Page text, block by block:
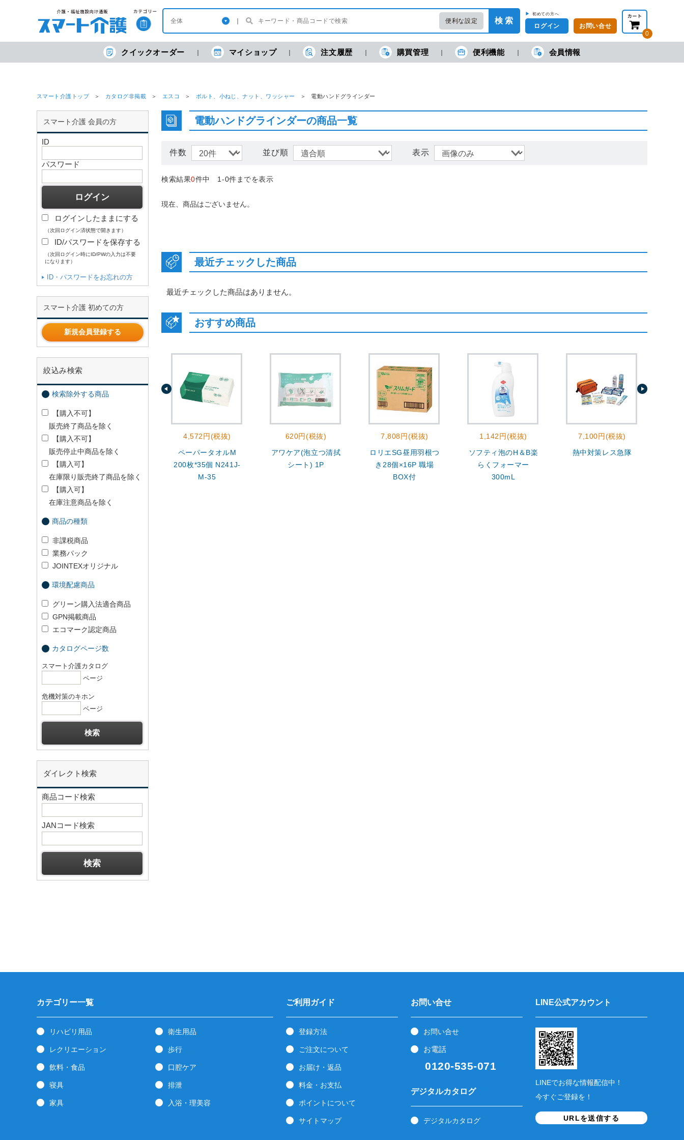
便利な設定 検 索
▶ 初めての方へ
ログイン
お問い合せ
0
現在の金額合計： 円 (税抜) 円(税込)
クイックオーダー マイショップ 注文履歴 購買管理 便利機能 会員情報
スマート介護トップ カタログ非掲載 エスコ ボルト、小ねじ、ナット、ワッシャー 電動ハンドグラインダー
スマート介護 会員の方
ID
パスワード
ログインしたままにする
（次回ログイン済状態で開きます）
ID/パスワードを保存する
（次回ログイン時にID/PWの入力は不要
になります）
ID・パスワードをお忘れの方
スマート介護 初めての方
新規会員登録する
絞込み検索
検索除外する商品
【購入不可】
販売終了商品を除く
【購入不可】
販売停止中商品を除く
【購入可】
在庫限り販売終了商品を除く
【購入可】
在庫注意商品を除く
商品の種類
非課税商品
業務パック
JOINTEXオリジナル
環境配慮商品
グリーン購入法適合商品
GPN掲載商品
エコマーク認定商品
カタログページ数
スマート介護カタログ
ページ
危機対策のキホン
ページ
ダイレクト検索
商品コード検索
JANコード検索
電動ハンドグラインダーの商品一覧
件数 並び順 表示
検索結果0件中 1-0件までを表示
現在、商品はございません。
最近チェックした商品
最近チェックした商品はありません。
おすすめ商品
4,572円(税抜)
ペーパータオルM
200枚*35個 N241J-
M-35
620円(税抜)
アワケア(泡立つ清拭
シート) 1P
7,808円(税抜)
ロリエSG昼用羽根つ
き28個×16P 職場
BOX付
1,142円(税抜)
ソフティ泡のH＆B楽
らくフォーマー
300mL
7,100円(税抜)
熱中対策レス急隊
カテゴリー一覧
リハビリ用品 衛生用品
レクリエーション 歩行
飲料・食品 口腔ケア
寝具 排泄
家具 入浴・理美容
ご利用ガイド
登録方法
ご注文について
お届け・返品
料金・お支払
ポイントについて
サイトマップ
お問い合せ
お問い合せ
お電話
0120-535-071
デジタルカタログ
デジタルカタログ
LINE公式アカウント
LINEでお得な情報配信中！
今すぐご登録を！
URLを送信する